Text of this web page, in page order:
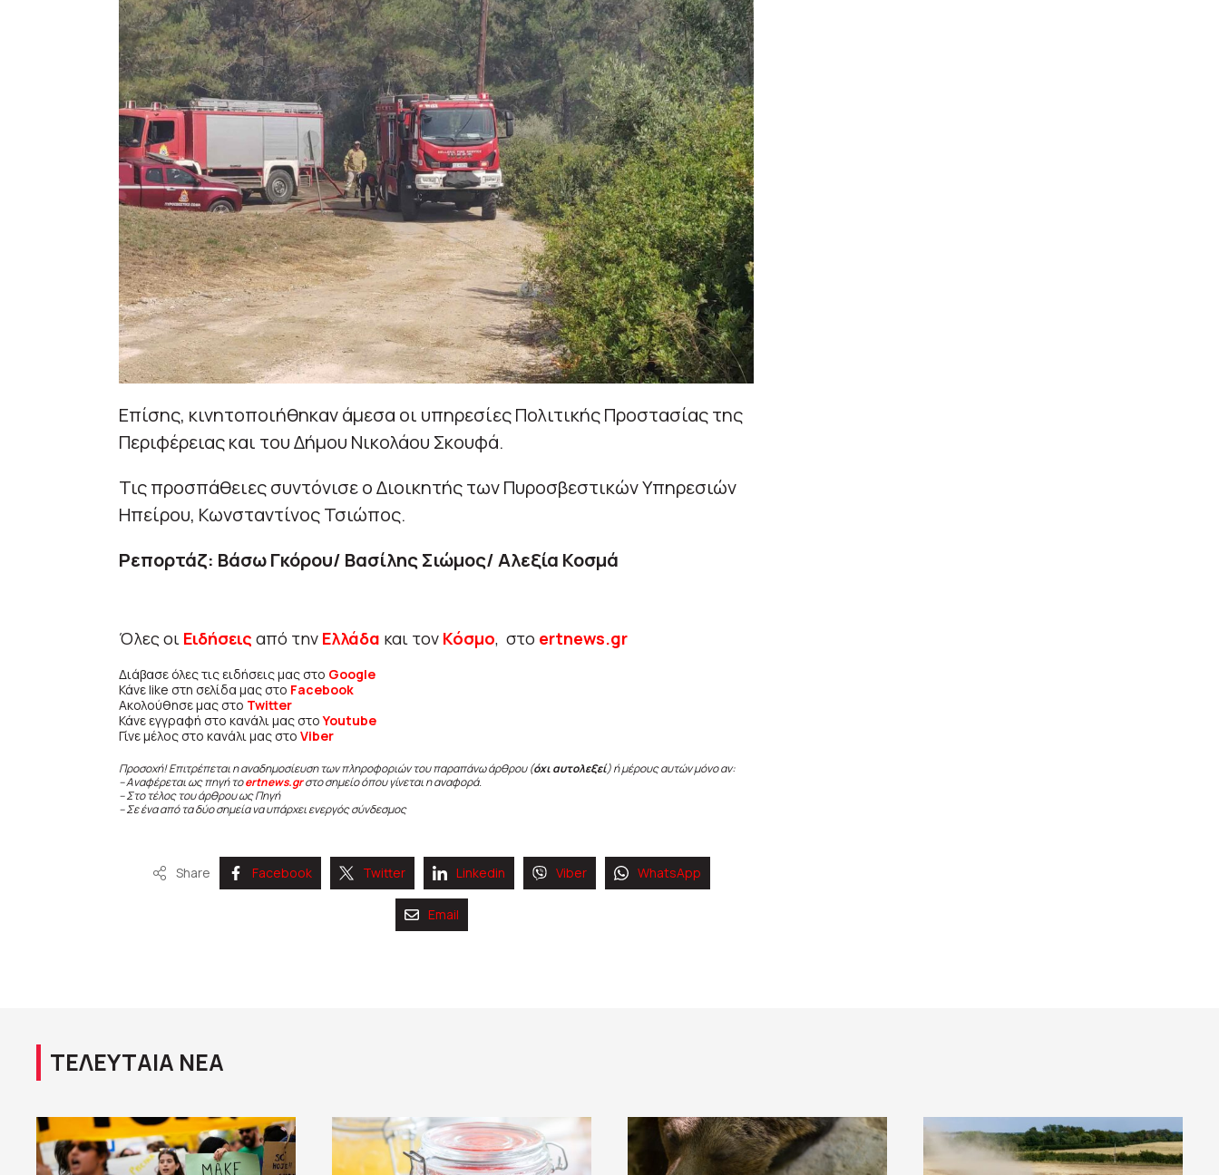
Επίσης, κινητοποιήθηκαν άμεσα οι υπηρεσίες Πολιτικής Προστασίας της
Περιφέρειας και του Δήμου Νικολάου Σκουφά.
Τις προσπάθειες συντόνισε ο Διοικητής των Πυροσβεστικών Υπηρεσιών
Ηπείρου, Κωνσταντίνος Τσιώπος.
Ρεπορτάζ: Βάσω Γκόρου/ Βασίλης Σιώμος/ Αλεξία Κοσμά
Όλες οι Ειδήσεις από την Ελλάδα και τον Κόσμο, στο ertnews.gr
Διάβασε όλες τις ειδήσεις μας στο Google
Κάνε like στη σελίδα μας στο Facebook
Ακολούθησε μας στο Twitter
Κάνε εγγραφή στο κανάλι μας στοYoutube
Γίνε μέλος στο κανάλι μας στο Viber
Προσοχή! Επιτρέπεται η αναδημοσίευση των πληροφοριών του παραπάνω άρθρου (όχι αυτολεξεί) ή μέρους αυτών μόνο αν:
– Αναφέρεται ως πηγή τοertnews.gr στο σημείο όπου γίνεται η αναφορά.
– Στο τέλος του άρθρου ως Πηγή
– Σε ένα από τα δύο σημεία να υπάρχει ενεργός σύνδεσμος
Share Facebook Twitter Linkedin Viber WhatsApp
Email
ΤΕΛΕΥΤΑΙΑ ΝΕΑ